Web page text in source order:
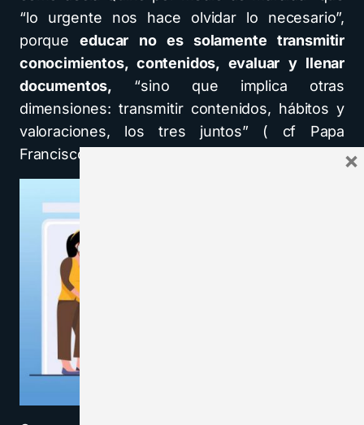
“lo urgente nos hace olvidar lo necesario”,
porqueeducar no es solamente transmitir
conocimientos, contenidos, evaluar y llenar
documentos, “sino que implica otras
dimensiones: transmitir contenidos, hábitos y
valoraciones, los tres juntos” ( cf Papa
Francisco, 20/02/2014).
×